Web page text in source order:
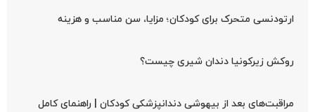
ارتودنسی متحرک برای کودکان؛ مزایا، سن مناسب و هزینه
روکش زیرکونیا دندان شیری چیست؟
مراقبت‌های بعد از بیهوشی دندانپزشکی کودکان | راهنمای کامل